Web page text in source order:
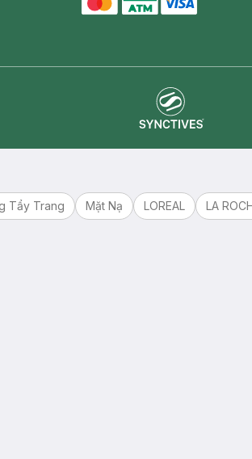
Tẩy Trang Mặt Nạ LOREAL
LA